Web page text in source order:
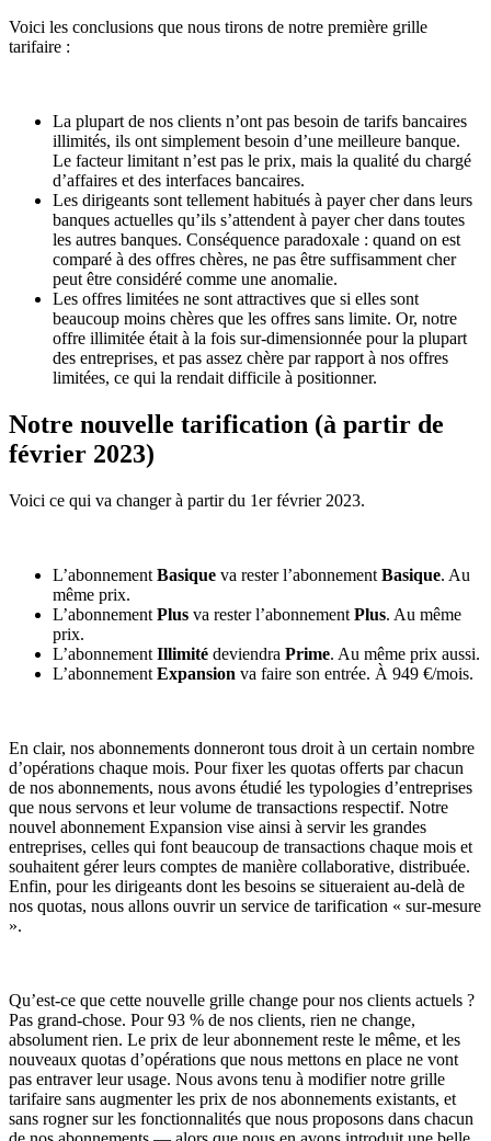
Voici les conclusions que nous tirons de notre première grille
tarifaire :
La plupart de nos clients n’ont pas besoin de tarifs bancaires
illimités, ils ont simplement besoin d’une meilleure banque.
Le facteur limitant n’est pas le prix, mais la qualité du chargé
d’affaires et des interfaces bancaires.
Les dirigeants sont tellement habitués à payer cher dans leurs
banques actuelles qu’ils s’attendent à payer cher dans toutes
les autres banques. Conséquence paradoxale : quand on est
comparé à des offres chères, ne pas être suffisamment cher
peut être considéré comme une anomalie.
Les offres limitées ne sont attractives que si elles sont
beaucoup moins chères que les offres sans limite. Or, notre
offre illimitée était à la fois sur-dimensionnée pour la plupart
des entreprises, et pas assez chère par rapport à nos offres
limitées, ce qui la rendait difficile à positionner.
Notre nouvelle tarification (à partir de
février 2023)
Voici ce qui va changer à partir du 1er février 2023.
L’abonnement Basique va rester l’abonnement Basique. Au
même prix.
L’abonnement Plus va rester l’abonnement Plus. Au même
prix.
L’abonnement Illimité deviendra Prime. Au même prix aussi.
L’abonnement Expansion va faire son entrée. À 949 €/mois.
En clair, nos abonnements donneront tous droit à un certain nombre
d’opérations chaque mois. Pour fixer les quotas offerts par chacun
de nos abonnements, nous avons étudié les typologies d’entreprises
que nous servons et leur volume de transactions respectif. Notre
nouvel abonnement Expansion vise ainsi à servir les grandes
entreprises, celles qui font beaucoup de transactions chaque mois et
souhaitent gérer leurs comptes de manière collaborative, distribuée.
Enfin, pour les dirigeants dont les besoins se situeraient au-delà de
nos quotas, nous allons ouvrir un service de tarification « sur-mesure
».
Qu’est-ce que cette nouvelle grille change pour nos clients actuels ?
Pas grand-chose. Pour 93 % de nos clients, rien ne change,
absolument rien. Le prix de leur abonnement reste le même, et les
nouveaux quotas d’opérations que nous mettons en place ne vont
pas entraver leur usage. Nous avons tenu à modifier notre grille
tarifaire sans augmenter les prix de nos abonnements existants, et
sans rogner sur les fonctionnalités que nous proposons dans chacun